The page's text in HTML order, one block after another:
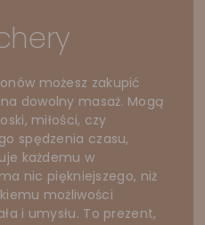
możesz zakupić
dowolny masaż. Mogą
miłości, czy
spędzenia czasu,
każdemu w
nic piękniejszego, niż
możliwości
i umysłu. To prezent,